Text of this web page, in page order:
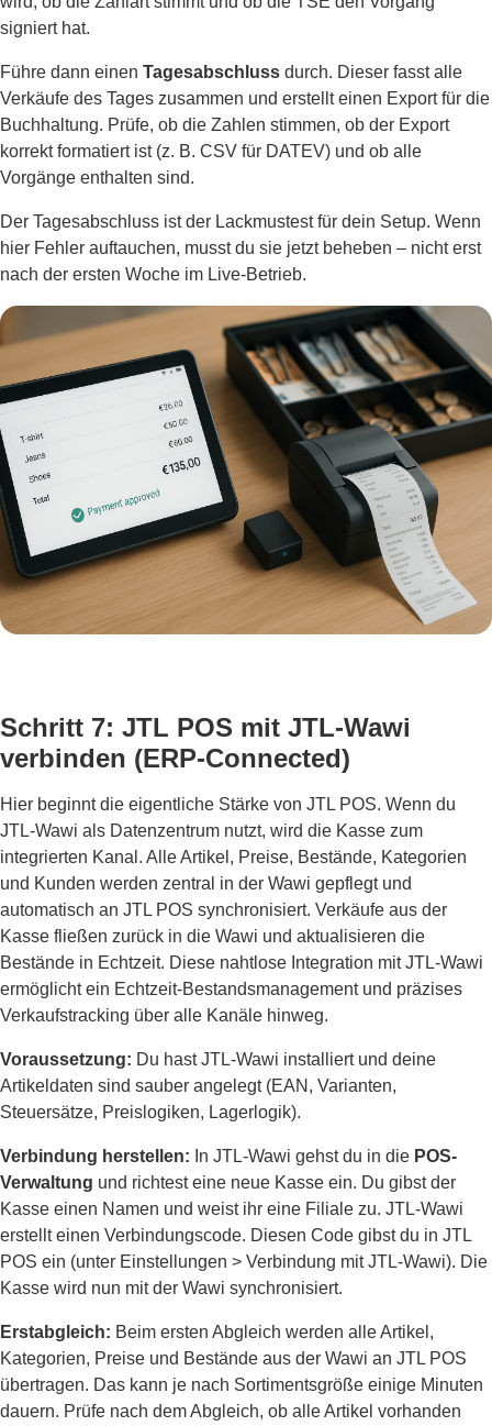
signiert hat.
Führe dann einen Tagesabschluss durch. Dieser fasst alle
Verkäufe des Tages zusammen und erstellt einen Export für die
Buchhaltung. Prüfe, ob die Zahlen stimmen, ob der Export
korrekt formatiert ist (z. B. CSV für DATEV) und ob alle
Vorgänge enthalten sind.
Der Tagesabschluss ist der Lackmustest für dein Setup. Wenn
hier Fehler auftauchen, musst du sie jetzt beheben – nicht erst
nach der ersten Woche im Live-Betrieb.
Schritt 7: JTL POS mit JTL-Wawi
verbinden (ERP-Connected)
Hier beginnt die eigentliche Stärke von JTL POS. Wenn du
JTL-Wawi als Datenzentrum nutzt, wird die Kasse zum
integrierten Kanal. Alle Artikel, Preise, Bestände, Kategorien
und Kunden werden zentral in der Wawi gepflegt und
automatisch an JTL POS synchronisiert. Verkäufe aus der
Kasse fließen zurück in die Wawi und aktualisieren die
Bestände in Echtzeit. Diese nahtlose Integration mit JTL-Wawi
ermöglicht ein Echtzeit-Bestandsmanagement und präzises
Verkaufstracking über alle Kanäle hinweg.
Voraussetzung: Du hast JTL-Wawi installiert und deine
Artikeldaten sind sauber angelegt (EAN, Varianten,
Steuersätze, Preislogiken, Lagerlogik).
Verbindung herstellen: In JTL-Wawi gehst du in die POS-
Verwaltung und richtest eine neue Kasse ein. Du gibst der
Kasse einen Namen und weist ihr eine Filiale zu. JTL-Wawi
erstellt einen Verbindungscode. Diesen Code gibst du in JTL
POS ein (unter Einstellungen > Verbindung mit JTL-Wawi). Die
Kasse wird nun mit der Wawi synchronisiert.
Erstabgleich: Beim ersten Abgleich werden alle Artikel,
Kategorien, Preise und Bestände aus der Wawi an JTL POS
übertragen. Das kann je nach Sortimentsgröße einige Minuten
dauern. Prüfe nach dem Abgleich, ob alle Artikel vorhanden